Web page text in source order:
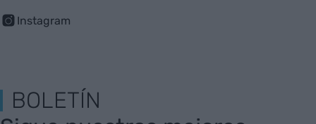
Instagram
BOLETÍN